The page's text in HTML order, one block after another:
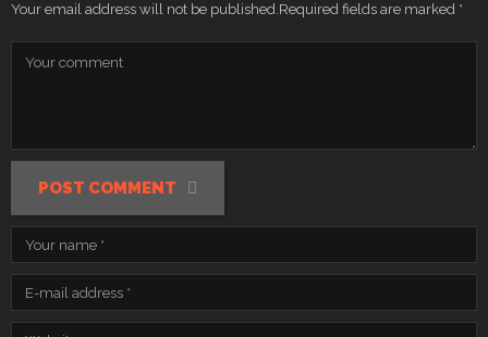
Your email address will not be published.Required fields are marked *
POST COMMENT